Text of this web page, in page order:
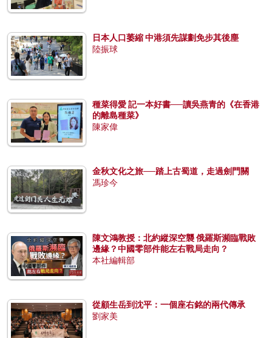
日本人口萎縮 中港須先謀劃免步其後塵
陸振球
種菜得愛 記一本好書──讀吳燕青的《在香港
的離島種菜》
陳家偉
金秋文化之旅──踏上古蜀道，走過劍門關
馮珍今
陳文鴻教授：北約縱深空襲 俄羅斯瀕臨戰敗
邊緣？中國零部件能左右戰局走向？
本社編輯部
從顧生岳到沈平：一個座右銘的兩代傳承
劉家美